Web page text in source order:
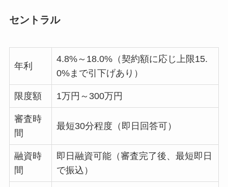
セントラル
年利
4.8%～18.0%（契約額に応じ上限15.
0%まで引下げあり）
限度額 1万円～300万円
審査時
間
最短30分程度（即日回答可）
融資時
間
即日融資可能（審査完了後、最短即日
で振込）